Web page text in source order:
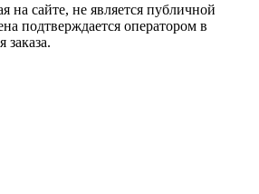
на сайте, не является публичной
подтверждается оператором в
заказа.